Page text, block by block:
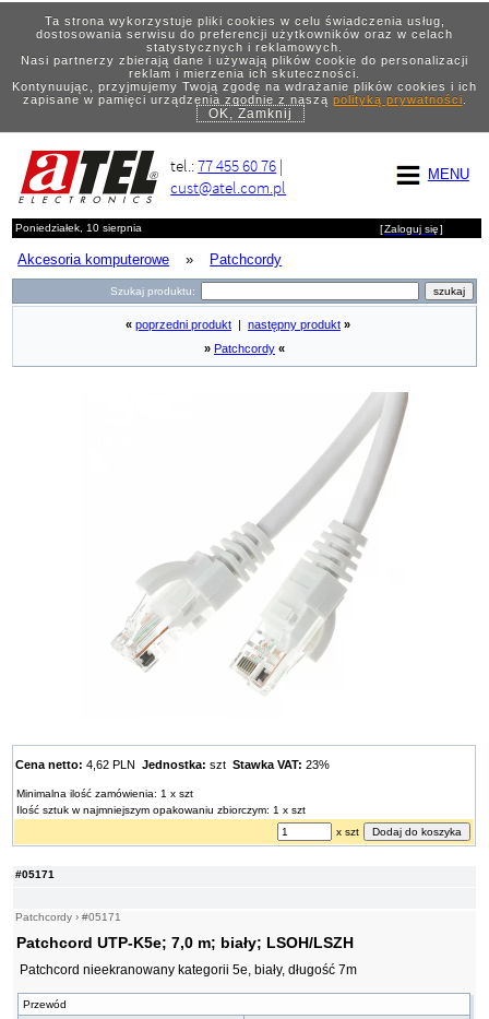
Ta strona wykorzystuje pliki cookies w celu świadczenia usług,
dostosowania serwisu do preferencji użytkowników oraz w celach
statystycznych i reklamowych.
Nasi partnerzy zbierają dane i używają plików cookie do personalizacji
reklam i mierzenia ich skuteczności.
Kontynuując, przyjmujemy Twoją zgodę na wdrażanie plików cookies i ich
zapisane w pamięci urządzenia zgodnie z naszą polityką prywatności.
OK, Zamknij
MENU
tel.:77 455 60 76 |
cust@atel.com.pl
Poniedziałek, 10 sierpnia [Zaloguj się]
Akcesoria komputerowe » Patchcordy
Szukaj produktu:
#05171
Patchcordy ›#05171
Patchcord UTP-K5e; 7,0 m; biały; LSOH/LSZH
Patchcord nieekranowany kategorii 5e, biały, długość 7m
Przewód
« poprzedni produkt następny produkt »
» Patchcordy «
Cena netto: 4,62 PLNJednostka: sztStawka VAT: 23%
Minimalna ilość zamówienia: 1 x szt
Ilość sztuk w najmniejszym opakowaniu zbiorczym: 1 x szt
x szt